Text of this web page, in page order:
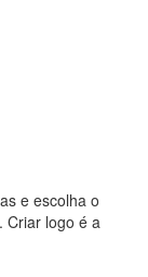
e escolha o
Criar logo é a